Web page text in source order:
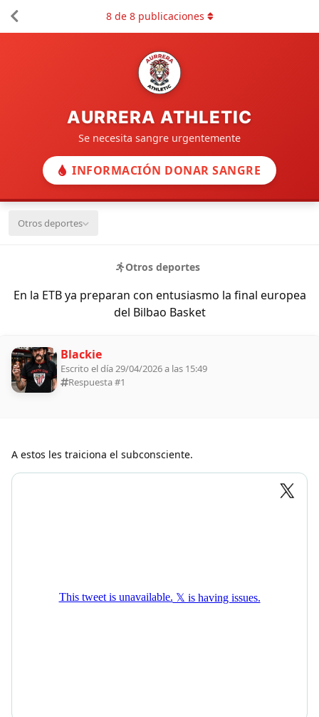
AURRERA ATHLETIC
Se necesita sangre urgentemente
INFORMACIÓN DONAR SANGRE
Otros deportes
Otros deportes
En la ETB ya preparan con entusiasmo la final europea
del Bilbao Basket
8de 8publicaciones
Blackie
Escrito el día 29/04/2026 a las 15:49
Respuesta #1
A estos les traiciona el subconsciente.